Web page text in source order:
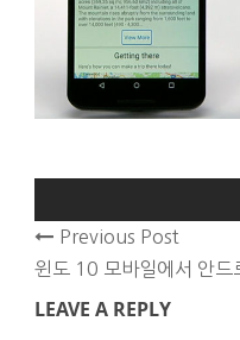
Previous Post
윈도 10 모바일에서 안드
LEAVE A REPLY